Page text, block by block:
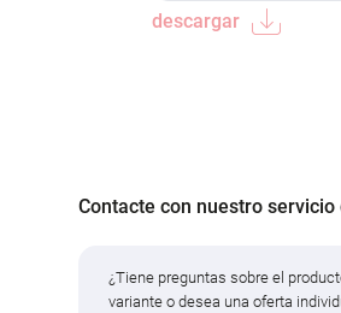
descargar
Contacte con nuestro
¿Tiene preguntas sobre el
variante o desea una oferta